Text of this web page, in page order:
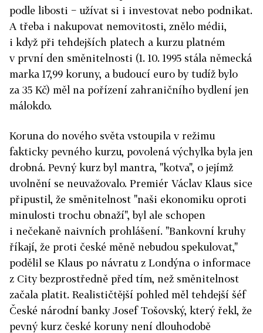
podle libosti − užívat si i investovat nebo podnikat.
A třeba i nakupovat nemovitosti, znělo médii,
i když při tehdejších platech a kurzu platném
v první den směnitelnosti (1. 10. 1995 stála německá
marka 17,99 koruny, a budoucí euro by tudíž bylo
za 35 Kč) měl na pořízení zahraničního bydlení jen
málokdo.
Koruna do nového světa vstoupila v režimu
fakticky pevného kurzu, povolená výchylka byla jen
drobná. Pevný kurz byl mantra, "kotva", o jejímž
uvolnění se neuvažovalo. Premiér Václav Klaus sice
připustil, že směnitelnost "naši ekonomiku oproti
minulosti trochu obnaží", byl ale schopen
i nečekaně naivních prohlášení. "Bankovní kruhy
říkají, že proti české měně nebudou spekulovat,"
podělil se Klaus po návratu z Londýna o informace
z City bezprostředně před tím, než směnitelnost
začala platit. Realističtější pohled měl tehdejší šéf
České národní banky Josef Tošovský, který řekl, že
pevný kurz české koruny není dlouhodobě